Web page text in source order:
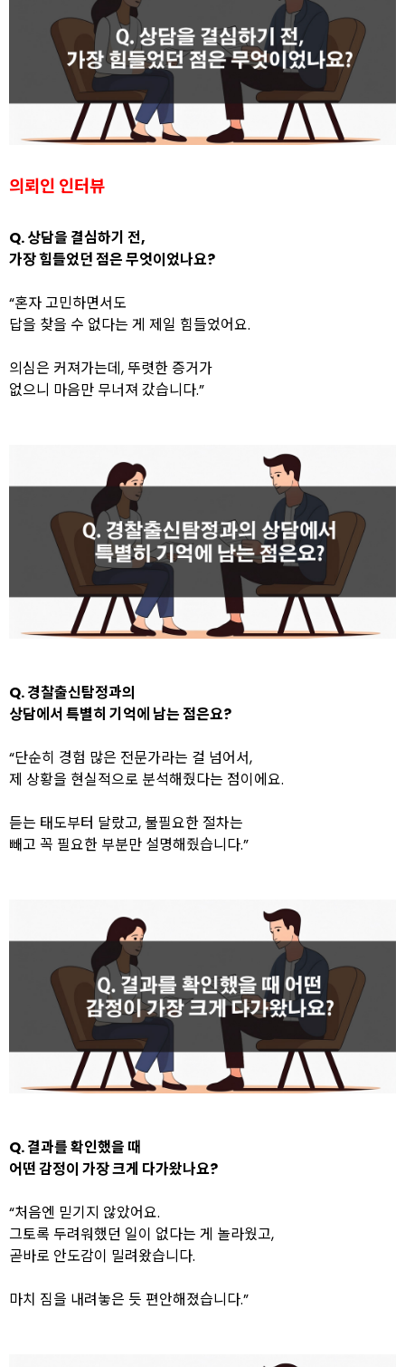
의뢰인 인터뷰
Q. 상담을 결심하기 전,
가장 힘들었던 점은 무엇이었나요?
“혼자 고민하면서도
답을 찾을 수 없다는 게 제일 힘들었어요.
의심은 커져가는데, 뚜렷한 증거가
없으니 마음만 무너져 갔습니다.”
Q. 경찰출신탐정과의
상담에서 특별히 기억에 남는 점은요?
“단순히 경험 많은 전문가라는 걸 넘어서,
제 상황을 현실적으로 분석해줬다는 점이에요.
듣는 태도부터 달랐고, 불필요한 절차는
빼고 꼭 필요한 부분만 설명해줬습니다.”
Q. 결과를 확인했을 때
어떤 감정이 가장 크게 다가왔나요?
“처음엔 믿기지 않았어요.
그토록 두려워했던 일이 없다는 게 놀라웠고,
곧바로 안도감이 밀려왔습니다.
마치 짐을 내려놓은 듯 편안해졌습니다.”